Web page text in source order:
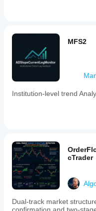
MFS2
Institution-level trend
cTrader
Dual-track market